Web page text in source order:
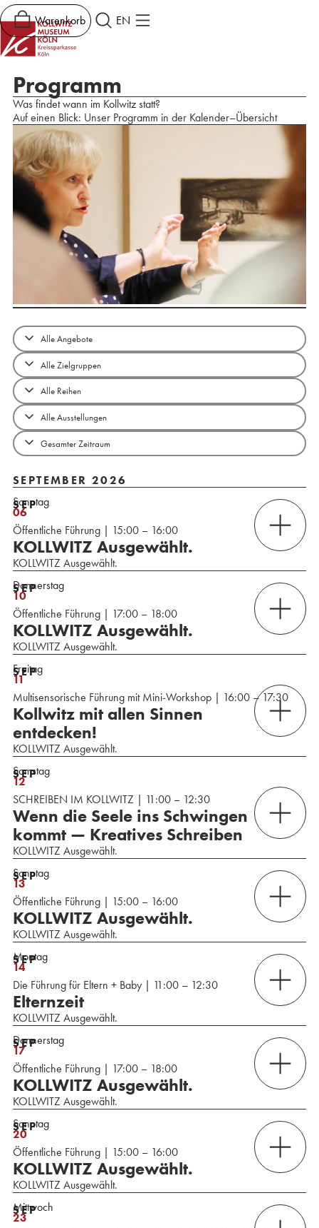
Warenkorb EN
Programm
Was findet wann im Kollwitz statt?
Auf einen Blick: Unser Programm in der Kalender–Übersicht
SEPTEMBER 2026
Sonntag
06
SEP
Öffentliche Führung | 15:00 – 16:00
KOLLWITZ Ausgewählt.
KOLLWITZ Ausgewählt.
Donnerstag
10
SEP
Öffentliche Führung | 17:00 – 18:00
KOLLWITZ Ausgewählt.
KOLLWITZ Ausgewählt.
Freitag
11
SEP
Multisensorische Führung mit Mini-Workshop | 16:00 – 17:30
Kollwitz mit allen Sinnen
entdecken!
KOLLWITZ Ausgewählt.
Samstag
12
SEP
SCHREIBEN IM KOLLWITZ | 11:00 – 12:30
Wenn die Seele ins Schwingen
kommt — Kreatives Schreiben
KOLLWITZ Ausgewählt.
Sonntag
13
SEP
Öffentliche Führung | 15:00 – 16:00
KOLLWITZ Ausgewählt.
KOLLWITZ Ausgewählt.
Montag
14
SEP
Die Führung für Eltern + Baby | 11:00 – 12:30
Elternzeit
KOLLWITZ Ausgewählt.
Donnerstag
17
SEP
Öffentliche Führung | 17:00 – 18:00
KOLLWITZ Ausgewählt.
KOLLWITZ Ausgewählt.
Sonntag
20
SEP
Öffentliche Führung | 15:00 – 16:00
KOLLWITZ Ausgewählt.
KOLLWITZ Ausgewählt.
Mittwoch
23
SEP